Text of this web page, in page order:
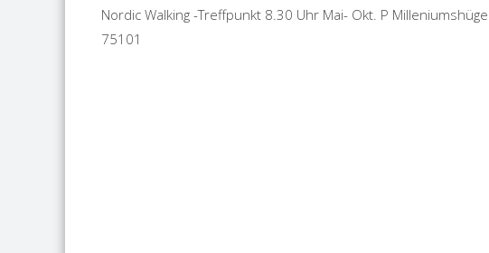
Nordic Walking -Treffpunkt 8.30 Uhr Mai- Okt. P
75101